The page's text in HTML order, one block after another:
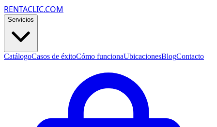
RENTACLIC.COM
Servicios
CatálogoCasos de éxitoCómo funcionaUbicacionesBlogContacto